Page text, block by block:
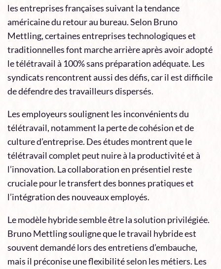
les entreprises françaises suivant la tendance
américaine du retour au bureau. Selon Bruno
Mettling, certaines entreprises technologiques et
traditionnelles font marche arrière après avoir adopté
le télétravail à 100% sans préparation adéquate. Les
syndicats rencontrent aussi des défis, car il est difficile
de défendre des travailleurs dispersés.
Les employeurs soulignent les inconvénients du
télétravail, notamment la perte de cohésion et de
culture d’entreprise. Des études montrent que le
télétravail complet peut nuire à la productivité et à
l’innovation. La collaboration en présentiel reste
cruciale pour le transfert des bonnes pratiques et
l’intégration des nouveaux employés.
Le modèle hybride semble être la solution privilégiée.
Bruno Mettling souligne que le travail hybride est
souvent demandé lors des entretiens d’embauche,
mais il préconise une flexibilité selon les métiers. Les